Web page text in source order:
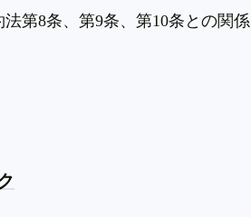
法第8条、第9条、第10条との関係